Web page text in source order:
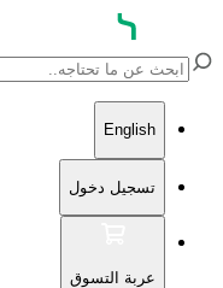
English
تسجيل دخول
عربة التسوق